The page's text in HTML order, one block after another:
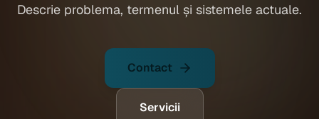
Descrie problema, termenul și sistemele actuale.
Contact
Servicii